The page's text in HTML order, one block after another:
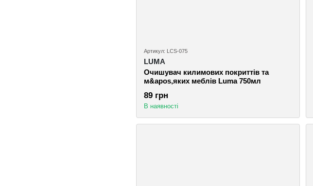
Артикул: LCS-075
LUMA
Очишувач килимових покриттів та
м&apos,яких меблів Luma 750мл
89 грн
В наявності